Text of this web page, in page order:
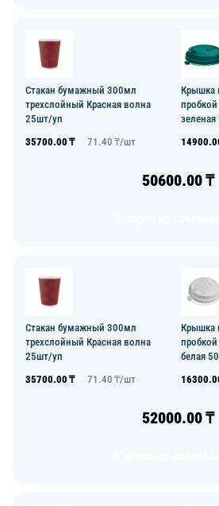
Стакан бумажный 300мл
трехслойный Красная волна
25шт/уп
35700.00 ₸ 71.40 ₸/шт
Крышка
50600.00₸
Стакан бумажный 300мл
трехслойный Красная волна
25шт/уп
35700.00 ₸ 71.40 ₸/шт
Крышка
белая
52000.00₸